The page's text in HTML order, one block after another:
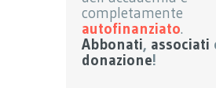
completamente
autofinanziato.
Abbonati, associati
donazione!